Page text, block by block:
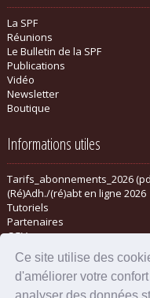
Ce site utilise des
d'améliorer votre
analyser des données
La SPF
Réunions
Le Bulletin de la SPF
Publications
Vidéo
Newsletter
Boutique
Informations utiles
Tarifs_abonnements_2026
(Ré)Adh./(ré)abt en ligne 2026
Tutoriels
Partenaires
CGV